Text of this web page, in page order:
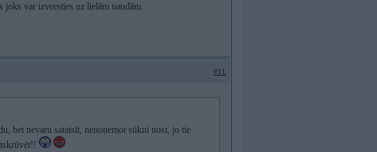
var izversties uz lielām naudām.
#11
bet nevaru sataisīt, nenoņemot sūkni nost, jo tie